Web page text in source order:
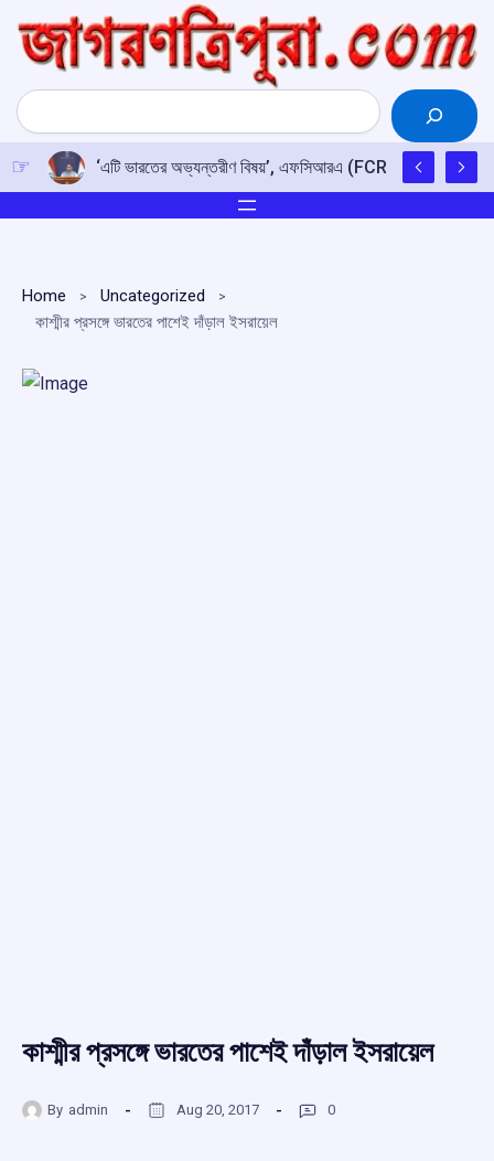
content
Search
‘এটি ভারতের অভ্যন্তরীণ বিষয়’, এফসিআরএ (FCRA) সংশোধনী বিল
Home
Uncategorized
কাশ্মীর প্রসঙ্গে ভারতের পাশেই দাঁড়াল ইসরায়েল
কাশ্মীর প্রসঙ্গে ভারতের পাশেই দাঁড়াল ইসরায়েল
By admin Aug 20, 2017 0